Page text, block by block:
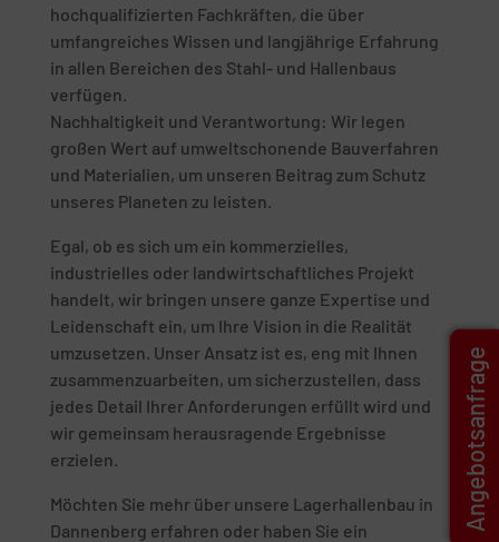
hochqualifizierten Fachkräften, die über
umfangreiches Wissen und langjährige Erfahrung
in allen Bereichen des Stahl- und Hallenbaus
verfügen.
Nachhaltigkeit und Verantwortung: Wir legen
großen Wert auf umweltschonende Bauverfahren
und Materialien, um unseren Beitrag zum Schutz
unseres Planeten zu leisten.
Egal, ob es sich um ein kommerzielles,
industrielles oder landwirtschaftliches Projekt
handelt, wir bringen unsere ganze Expertise und
Leidenschaft ein, um Ihre Vision in die Realität
umzusetzen. Unser Ansatz ist es, eng mit Ihnen
zusammenzuarbeiten, um sicherzustellen, dass
jedes Detail Ihrer Anforderungen erfüllt wird und
wir gemeinsam herausragende Ergebnisse
erzielen.
Möchten Sie mehr über unsere Lagerhallenbau in
Dannenberg erfahren oder haben Sie ein
Angebotsanfrage